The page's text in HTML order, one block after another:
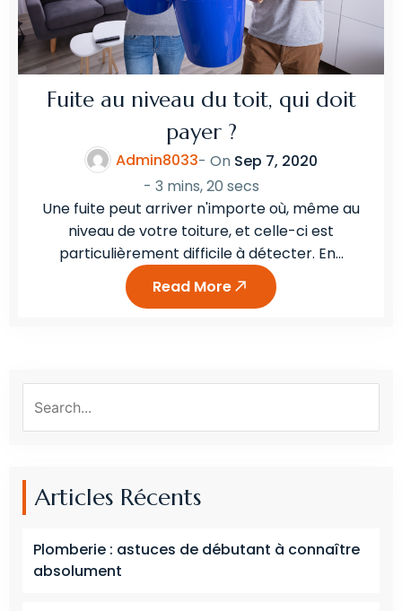
Fuite au niveau du toit, qui doit
payer ?
Admin8033- On Sep 7, 2020
- 3 mins, 20 secs
Une fuite peut arriver n'importe où, même au
niveau de votre toiture, et celle-ci est
particulièrement difficile à détecter. En…
Read More
Articles Récents
Plomberie : astuces de débutant à connaître
absolument